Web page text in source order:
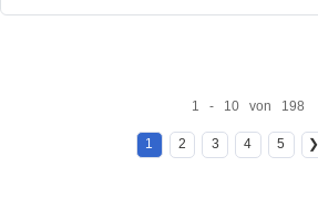
1 - 10 von 198
1 2 3 4 5 ❯